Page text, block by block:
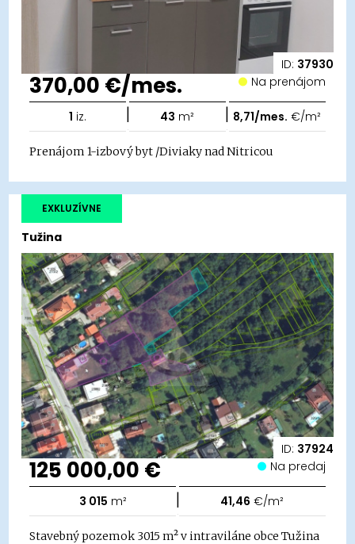
ID: 37930
370,00 €/mes. Na prenájom
1 iz. | 43 m² | 8,71/mes. €/m²
Prenájom 1-izbový byt /Diviaky nad Nitricou
ID: 37924
Tužina
EXKLUZÍVNE
125 000,00 € Na predaj
3 015 m² | 41,46 €/m²
Stavebný pozemok 3015 m² v intraviláne obce Tužina